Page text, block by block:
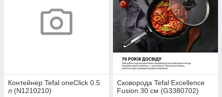
Контейнер Tefal oneClick 0.5
л (N1210210)
Сковорода Tefal Excellence
Fusion 30 см (G3380702)